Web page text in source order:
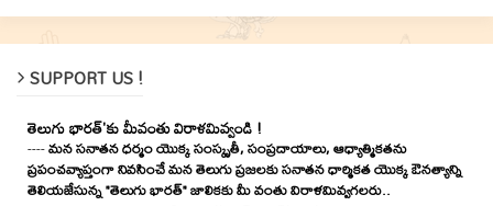
SUPPORT US !
తెలుగు భారత్'కు మీవంతు విరాళమివ్వండి !
----మన సనాతన ధర్మం యొక్క సంస్కృతీ, సంప్రదాయాలు, ఆధ్యాత్మికతను
ప్రపంచవ్యాప్తంగా నివసించే మన తెలుగు ప్రజలకు సనాతన ధార్మికత యొక్క ఔనత్యాన్ని
తెలియజేసున్న "తెలుగు భారత్" జాలికకు మీ వంతు విరాళమివ్వగలరు..